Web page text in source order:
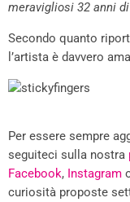
meravigliosi 32 anni
Secondo quanto
l’artista è davvero
Per essere sempre
seguiteci sulla nostra
Facebook, Instagram
curiosità proposte